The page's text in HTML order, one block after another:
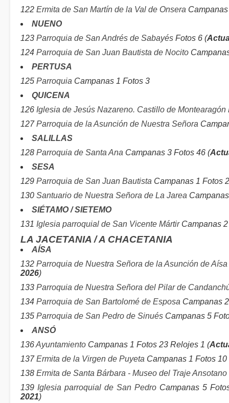
122 Ermita de San Martín de la Val de Onsera
NUENO
123 Parroquia de San Andrés de Sabayés Fotos 6 (
124 Parroquia de San Juan Bautista de Nocito
PERTUSA
125 Parroquia Campanas 1 Fotos 3
QUICENA
126 Iglesia de Jesús Nazareno. Castillo de Montearagón
127Parroquia de la Asunción de Nuestra Señora
SALILLAS
128 Parroquia de Santa Ana Campanas 3 Fotos 46 (
SESA
129 Parroquia de San Juan Bautista Campanas 1 Fotos
130 Santuario de Nuestra Señora de La Jarea
SIÉTAMO / SIETEMO
131 Iglesia parroquial de San Vicente MártirCampanas 2
LA JACETANIA / A CHACETANIA
AÍSA
132 Parroquia de Nuestra Señora de la Asunción de Aísa
2026)
133 Parroquia de Nuestra Señora del Pilar de
134 Parroquia de San Bartolomé de Esposa Campanas
135 Parroquia de San Pedro de Sinués Campanas 5
ANSÓ
136Ayuntamiento Campanas 1 Fotos 23 Relojes 1 (
137Ermita de la Virgen de Puyeta Campanas 1 Fotos 10
138 Ermita de Santa Bárbara - Museo del Traje Ansotano
139 Iglesia parroquial de San Pedro Campanas 5
2021)